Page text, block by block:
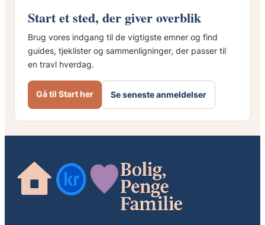
Start et sted, der giver overblik
Brug vores indgang til de vigtigste emner og find
guides, tjeklister og sammenligninger, der passer til
en travl hverdag.
Gå til Start her Se seneste anmeldelser